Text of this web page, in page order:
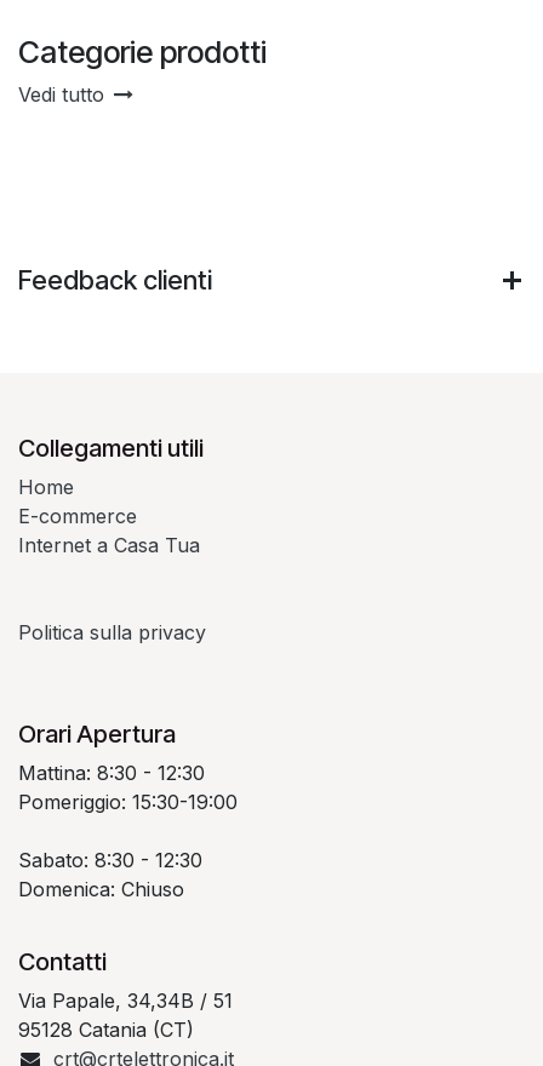
Categorie prodotti
Vedi tutto
Feedback clienti
Collegamenti utili
Home
E-commerce
Internet a Casa Tua
Politica sulla privacy
Orari Apertura
Mattina: 8:30 - 12:30
Pomeriggio: 15:30-19:00
Sabato: 8:30 - 12:30
Domenica: Chiuso
Contatti
Via Papale, 34,34B / 51
95128 Catania (CT)
crt@crtelettronica.it